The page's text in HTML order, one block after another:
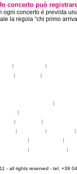
concerto può
ogni concerto è prevista
la regola “chi primo
| |
| |
|
|
| |
| | |
| |
| |
- all rights reserved - tel. +39